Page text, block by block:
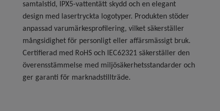
samtalstid, IPX5-vattentätt skydd och en elegant
design med lasertryckta logotyper. Produkten stöder
anpassad varumärkesprofilering, vilket säkerställer
mångsidighet för personligt eller affärsmässigt bruk.
Certifierad med RoHS och IEC62321 säkerställer den
överensstämmelse med miljösäkerhetsstandarder och
ger garanti för marknadstillträde.